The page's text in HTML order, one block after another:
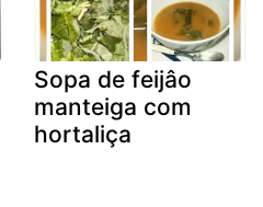
Sopa de feijâo
manteiga com
hortaliça